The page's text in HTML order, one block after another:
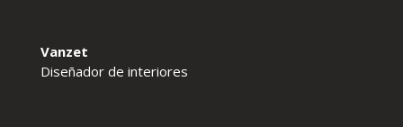
Vanzet
Diseñador de interiores